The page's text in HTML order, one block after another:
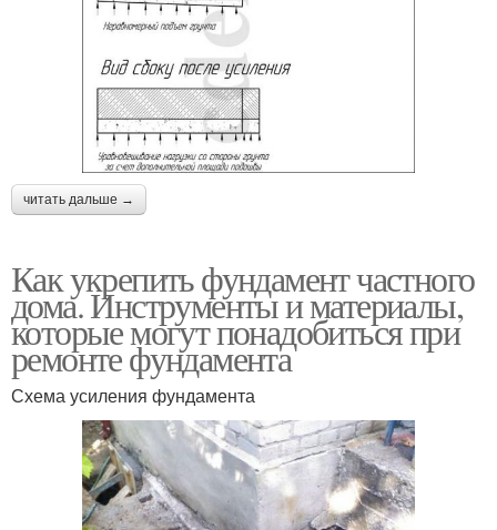
читать дальше →
Как укрепить фундамент частного
дома. Инструменты и материалы,
которые могут понадобиться при
ремонте фундамента
Схема усиления фундамента